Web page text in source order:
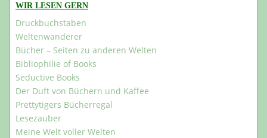
WIR LESEN GERN
Druckbuchstaben
Weltenwanderer
Bücher – Seiten zu anderen Welten
Bibliophilie of Books
Seductive Books
Der Duft von Büchern und Kaffee
Prettytigers Bücherregal
Lesezauber
Meine Welt voller Welten